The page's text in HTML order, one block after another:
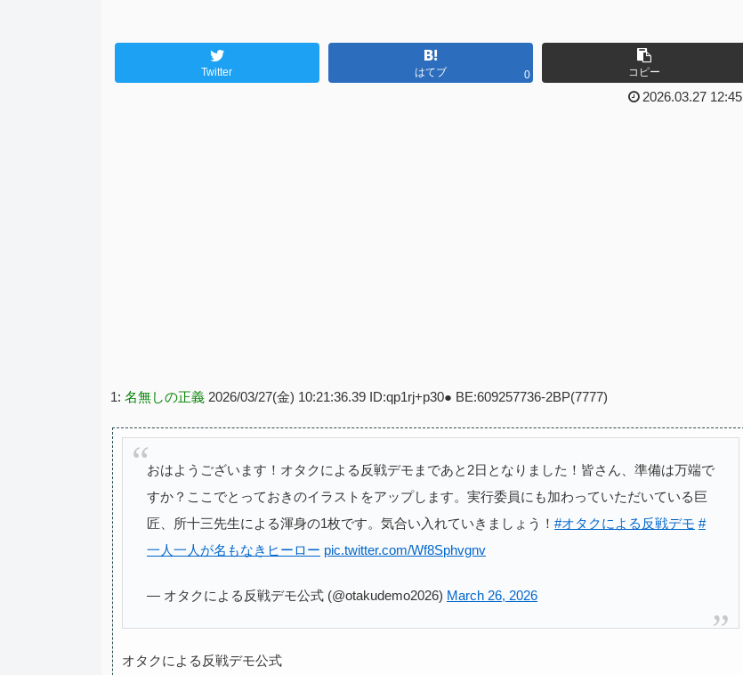
Twitter はてブ 0 コピー
2026.03.27 12:45
1: 名無しの正義 2026/03/27(金) 10:21:36.39 ID:qp1rj+p30● BE:609257736-2BP(7777)
おはようございます！オタクによる反戦デモまであと2日となりました！皆さん、準備は万端で
すか？ここでとっておきのイラストをアップします。実行委員にも加わっていただいている巨
匠、所十三先生による渾身の1枚です。気合い入れていきましょう！ #オタクによる反戦デモ #
一人一人が名もなきヒーロー pic.twitter.com/Wf8Sphvgnv
— オタクによる反戦デモ公式 (@otakudemo2026) March 26, 2026
オタクによる反戦デモ公式